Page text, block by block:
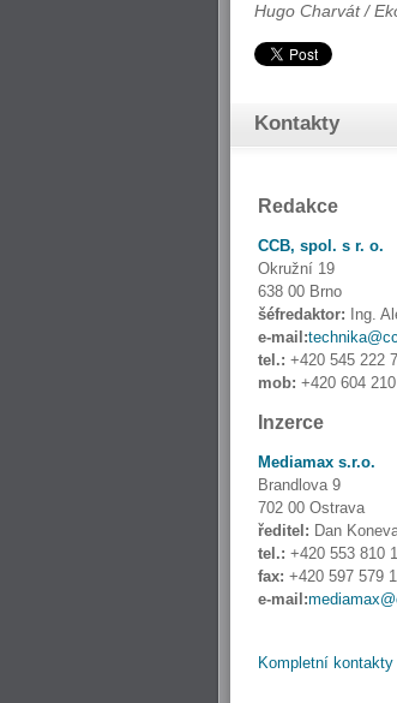
Hugo Charvát /
Kontakty
Redakce
CCB, spol. s r. o.
Okružní 19
638 00 Brno
šéfredaktor: Ing.
e-mail:
tel.: +420 545 222
mob: +420 604
Inzerce
Mediamax s.r.o.
Brandlova 9
702 00 Ostrava
ředitel: Dan
tel.: +420 553 810
fax: +420 597 579
e-mail:
Kompletní kontakty